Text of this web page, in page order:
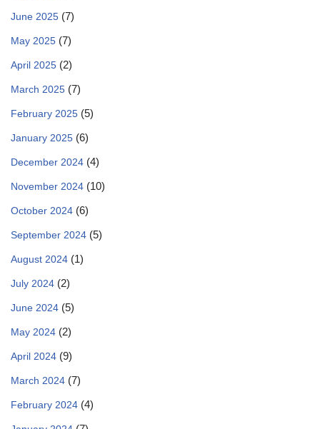
June 2025 (7)
May 2025 (7)
April 2025 (2)
March 2025 (7)
February 2025 (5)
January 2025 (6)
December 2024 (4)
November 2024 (10)
October 2024 (6)
September 2024 (5)
August 2024 (1)
July 2024 (2)
June 2024 (5)
May 2024 (2)
April 2024 (9)
March 2024 (7)
February 2024 (4)